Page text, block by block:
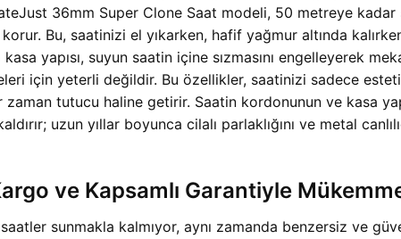
36mm Super Clone Saat modeli, 50 metreye
Bu, saatinizi el yıkarken, hafif yağmur altında
yapısı, suyun saatin içine sızmasını engelleyerek
için yeterli değildir. Bu özellikler, saatinizi sadece
tutucu haline getirir. Saatin kordonunun ve kasa
uzun yıllar boyunca cilalı parlaklığını ve metal
ve Kapsamlı Garantiyle
sunmakla kalmıyor, aynı zamanda benzersiz ve